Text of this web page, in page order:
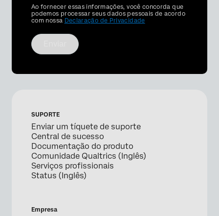
Privacy
Optin
Ao fornecer essas informações, você concorda que
podemos processar seus dados pessoais de acordo
com nossa Declaração de Privacidade
SUPORTE
Enviar um tíquete de suporte
Central de sucesso
Documentação do produto
Comunidade Qualtrics (Inglês)
Serviços profissionais
Status (Inglês)
Empresa